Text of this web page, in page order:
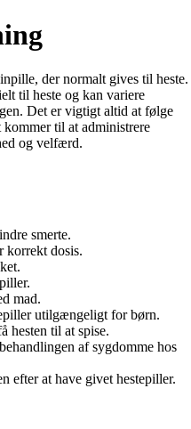
der normalt gives til heste.
til heste og kan variere
Det er vigtigt altid at følge
til at administrere
og velfærd.
smerte.
korrekt dosis.
mad.
utilgængeligt for børn.
hesten til at spise.
af sygdomme hos
efter at have givet hestepiller.